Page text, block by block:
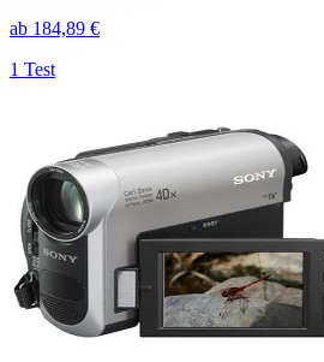
ab 184,89 €
1 Test